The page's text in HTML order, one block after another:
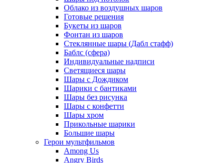
Облако из воздушных шаров
Готовые решения
Букеты из шаров
Фонтан из шаров
Стеклянные шары (Дабл стафф)
Баблс (сфера)
Индивидуальные надписи
Светящиеся шары
Шары с Дождиком
Шарики с бантиками
Шары без рисунка
Шары с конфетти
Шары хром
Прикольные шарики
Большие шары
Герои мультфильмов
Among Us
Angry Birds